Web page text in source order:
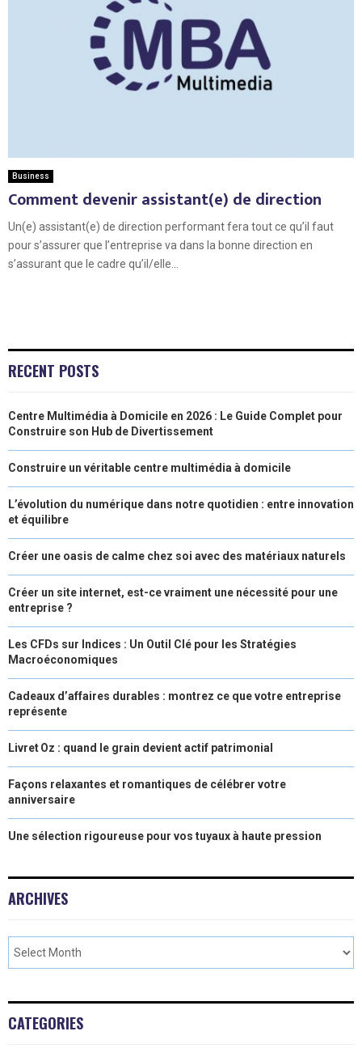
Business
Comment devenir assistant(e) de direction
Un(e) assistant(e) de direction performant fera tout ce qu’il faut
pour s’assurer que l’entreprise va dans la bonne direction en
s’assurant que le cadre qu’il/elle...
RECENT POSTS
Centre Multimédia à Domicile en 2026 : Le Guide Complet pour
Construire son Hub de Divertissement
Construire un véritable centre multimédia à domicile
L’évolution du numérique dans notre quotidien : entre innovation
et équilibre
Créer une oasis de calme chez soi avec des matériaux naturels
Créer un site internet, est-ce vraiment une nécessité pour une
entreprise ?
Les CFDs sur Indices : Un Outil Clé pour les Stratégies
Macroéconomiques
Cadeaux d’affaires durables : montrez ce que votre entreprise
représente
Livret Oz : quand le grain devient actif patrimonial
Façons relaxantes et romantiques de célébrer votre
anniversaire
Une sélection rigoureuse pour vos tuyaux à haute pression
ARCHIVES
CATEGORIES